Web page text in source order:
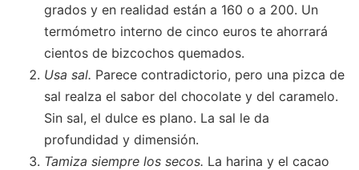
grados y en realidad están a 160 o a 200. Un
termómetro interno de cinco euros te ahorrará
cientos de bizcochos quemados.
Usa sal. Parece contradictorio, pero una pizca de
sal realza el sabor del chocolate y del caramelo.
Sin sal, el dulce es plano. La sal le da
profundidad y dimensión.
Tamiza siempre los secos. La harina y el cacao